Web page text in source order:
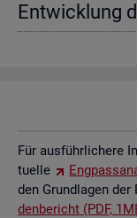
Ent­wick­lung
Für aus­führ­li­che­re
tu­el­le
den Grund­la­gen
den­be­richt (PDF,